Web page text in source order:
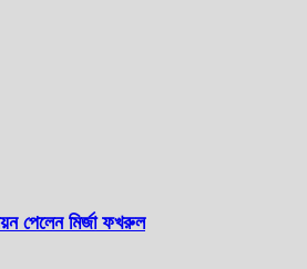
পেলেন মির্জা ফখরুল